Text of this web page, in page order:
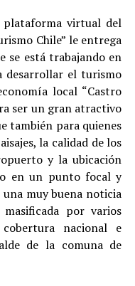
virtual del
Chile” le entrega
se está trabajando en
desarrollar el turismo
local “Castro
ser un gran atractivo
también para quienes
la calidad de los
y la ubicación
en un punto focal y
muy buena noticia
por varios
nacional e
de la comuna de